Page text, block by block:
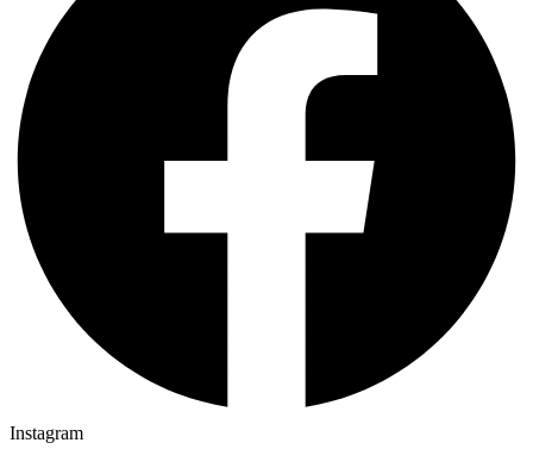
Instagram